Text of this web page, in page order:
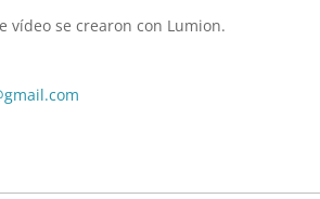
vídeo se crearon con Lumion.